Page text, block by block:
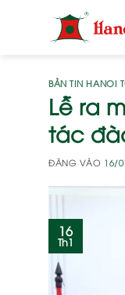
BẢN TIN HANOI
Lễ ra
tác
ĐĂNG VÀO 16/
16
Th1